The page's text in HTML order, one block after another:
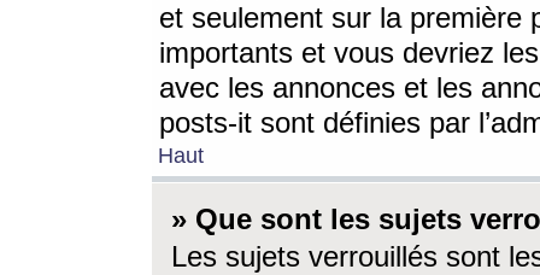
et seulement sur la première
importants et vous devriez
avec les annonces et les
posts-it sont définies par
Haut
» Que sont les sujets
Les sujets verrouillés sont